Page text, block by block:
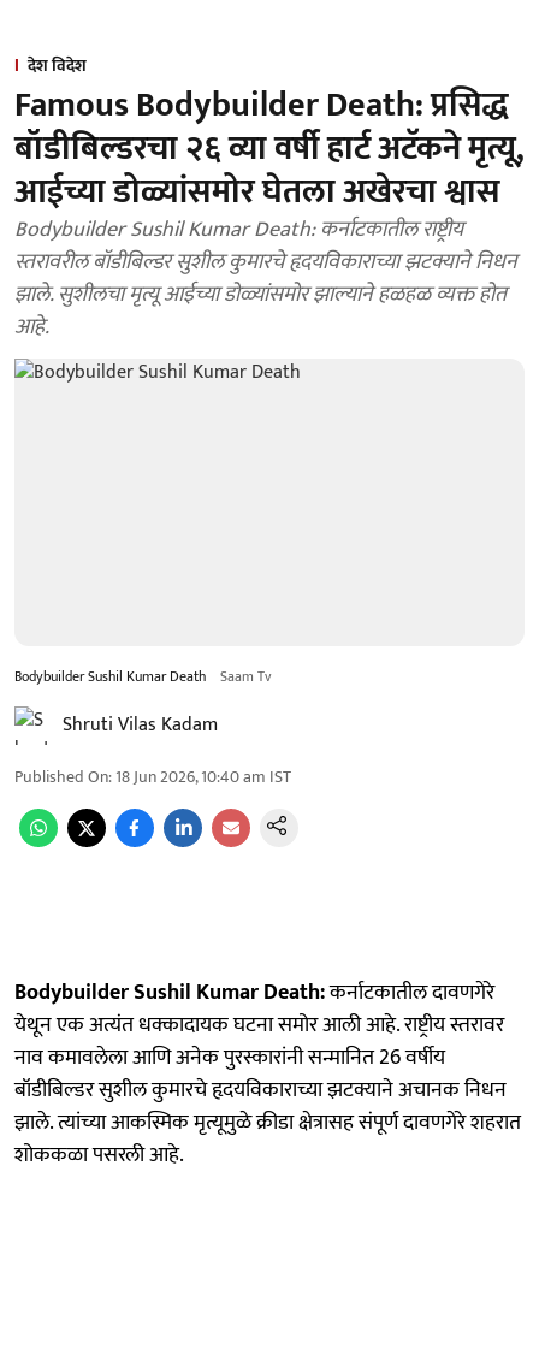
देश विदेश
Famous Bodybuilder Death: प्रसिद्ध
बॉडीबिल्डरचा २६ व्या वर्षी हार्ट अटॅकने मृत्यू,
आईच्या डोळ्यांसमोर घेतला अखेरचा श्वास
Bodybuilder Sushil Kumar Death: कर्नाटकातील राष्ट्रीय
स्तरावरील बॉडीबिल्डर सुशील कुमारचे हृदयविकाराच्या झटक्याने निधन
झाले. सुशीलचा मृत्यू आईच्या डोळ्यांसमोर झाल्याने हळहळ व्यक्त होत
आहे.
Bodybuilder Sushil Kumar Death Saam Tv
Shruti Vilas Kadam
Published On:18 Jun 2026, 10:40 am IST
Bodybuilder Sushil Kumar Death:कर्नाटकातील दावणगेरे
येथून एक अत्यंत धक्कादायक घटना समोर आली आहे. राष्ट्रीय स्तरावर
नाव कमावलेला आणि अनेक पुरस्कारांनी सन्मानित 26 वर्षीय
बॉडीबिल्डर सुशील कुमारचे हृदयविकाराच्या झटक्याने अचानक निधन
झाले. त्यांच्या आकस्मिक मृत्यूमुळे क्रीडा क्षेत्रासह संपूर्ण दावणगेरे शहरात
शोककळा पसरली आहे.